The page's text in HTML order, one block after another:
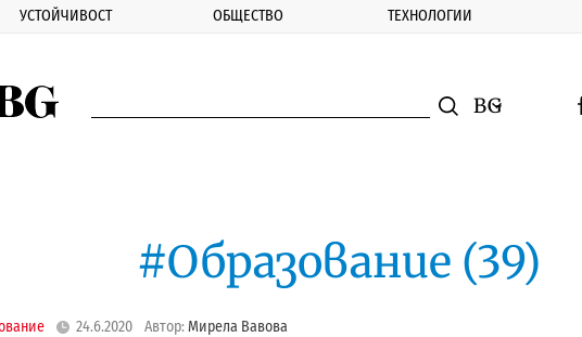
УСТОЙЧИВОСТ ОБЩЕСТВО ТЕХНОЛОГИИ
Смяна на
#Образование (39)
24.6.2020 Автор: Мирела Вавова